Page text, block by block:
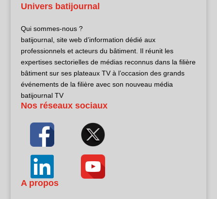
Univers batijournal
Qui sommes-nous ?
batijournal, site web d’information dédié aux
professionnels et acteurs du bâtiment. Il réunit les
expertises sectorielles de médias reconnus dans la filière
bâtiment sur ses plateaux TV à l’occasion des grands
événements de la filière avec son nouveau média
batijournal TV
Nos réseaux sociaux
A propos